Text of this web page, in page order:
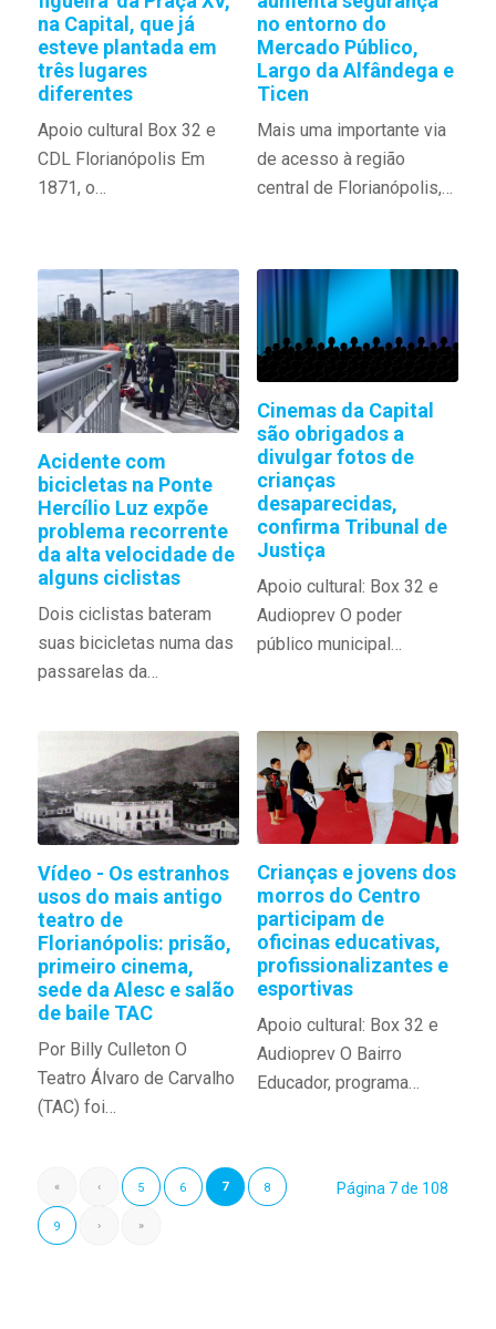
na Capital, que já
esteve plantada em
três lugares
diferentes
Apoio cultural Box 32 e
CDL Florianópolis Em
1871, o…
no entorno do
Mercado Público,
Largo da Alfândega e
Ticen
Mais uma importante via
de acesso à região
central de Florianópolis,…
Acidente com
bicicletas na Ponte
Hercílio Luz expõe
problema recorrente
da alta velocidade de
alguns ciclistas
Dois ciclistas bateram
suas bicicletas numa das
passarelas da…
Cinemas da Capital
são obrigados a
divulgar fotos de
crianças
desaparecidas,
confirma Tribunal de
Justiça
Apoio cultural: Box 32 e
Audioprev O poder
público municipal…
Vídeo - Os estranhos
usos do mais antigo
teatro de
Florianópolis: prisão,
primeiro cinema,
sede da Alesc e salão
de baile TAC
Por Billy Culleton O
Teatro Álvaro de Carvalho
(TAC) foi…
Crianças e jovens dos
morros do Centro
participam de
oficinas educativas,
profissionalizantes e
esportivas
Apoio cultural: Box 32 e
Audioprev O Bairro
Educador, programa…
Página 7 de 108
« ‹ 5 6 7 8
9 › »